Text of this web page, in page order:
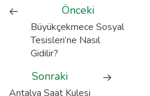
Önceki
Büyükçekmece Sosyal
Tesisleri’ne Nasıl
Gidilir?
Sonraki
Antalya Saat Kulesi